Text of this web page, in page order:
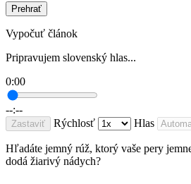
Prehrať
Vypočuť článok
Pripravujem slovenský hlas...
0:00
--:--
Zastaviť Rýchlosť Hlas
Hľadáte jemný rúž, ktorý vaše pery
dodá žiarivý nádych?